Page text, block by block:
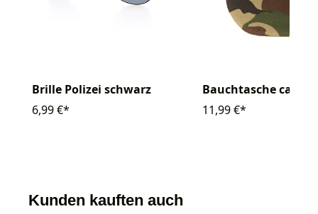
Brille Polizei schwarz
6,99 €*
Bauchtasche
11,99 €*
Kunden kauften auch